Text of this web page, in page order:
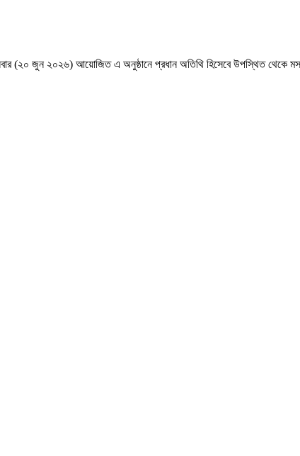
(২০ জুন ২০২৬) আয়োজিত এ অনুষ্ঠানে প্রধান অতিথি হিসেবে উপস্থিত থেকে